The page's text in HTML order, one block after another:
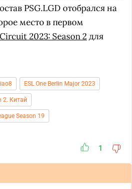
PSG.LGD отобрался на
место в первом
2023: Season 2для
ESL One Berlin Major 2023
2. Китай
Season 19
1